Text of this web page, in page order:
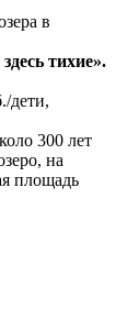
в
тихие».
дети,
300 лет
на
площадь